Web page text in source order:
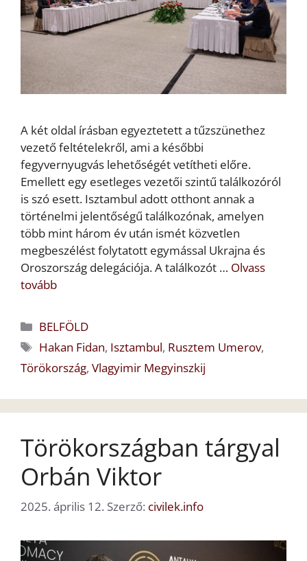
A két oldal írásban egyeztetett a tűzszünethez
vezető feltételekről, ami a későbbi
fegyvernyugvás lehetőségét vetítheti előre.
Emellett egy esetleges vezetői szintű találkozóról
is szó esett. Isztambul adott otthont annak a
történelmi jelentőségű találkozónak, amelyen
több mint három év után ismét közvetlen
megbeszélést folytatott egymással Ukrajna és
Oroszország delegációja. A találkozót … Olvass
tovább
Kategória
BELFÖLD
Címkék
Hakan Fidan, Isztambul, Rusztem Umerov,
Törökország, Vlagyimir Megyinszkij
Törökországban tárgyal
Orbán Viktor
2025. április 12. Szerző: civilek.info